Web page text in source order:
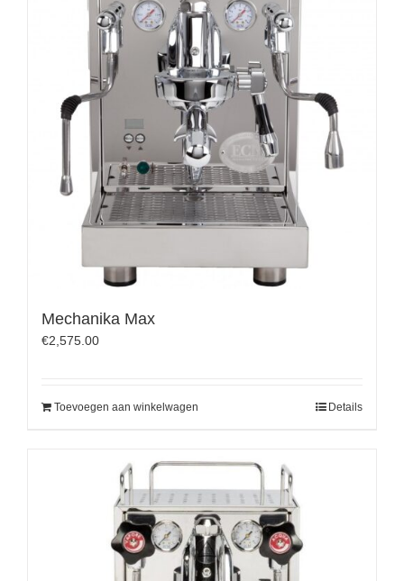
Mechanika Max
€2,575.00
Toevoegen aan winkelwagen Details